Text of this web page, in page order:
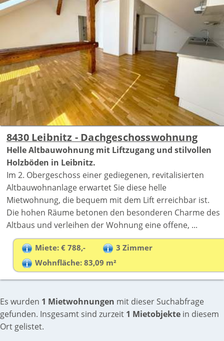
8430 Leibnitz - Dachgeschosswohnung
Helle Altbauwohnung mit Liftzugang und stilvollen
Holzböden in Leibnitz.
Im 2. Obergeschoss einer gediegenen, revitalisierten
Altbauwohnanlage erwartet Sie diese helle
Mietwohnung, die bequem mit dem Lift erreichbar ist.
Die hohen Räume betonen den besonderen Charme des
Altbaus und verleihen der Wohnung eine offene, ...
Miete: € 788,-
3 Zimmer
Wohnfläche: 83,09 m²
Es wurden 1 Mietwohnungen mit dieser Suchabfrage
gefunden. Insgesamt sind zurzeit 1 Mietobjekte in diesem
Ort gelistet.